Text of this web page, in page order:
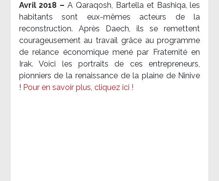
Avril 2018 –A Qaraqosh, Bartella et Bashiqa, les
habitants sont eux-mêmes acteurs de la
reconstruction. Après Daech, ils se remettent
courageusement au travail grâce au programme
de relance économique mené par Fraternité en
Irak. Voici les portraits de ces entrepreneurs,
pionniers de la renaissance de la plaine de Ninive
! Pour en savoir plus, cliquez ici !